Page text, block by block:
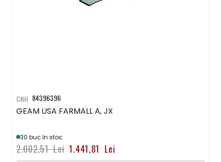
84396396
GEAM USA FARMALL A, JX
30 buc în stoc
1.441,81 Lei
2.002,51 Lei
CNH